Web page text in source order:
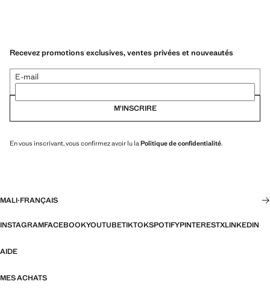
Recevez promotions exclusives, ventes privées et nouveautés
E-mail
M’INSCRIRE
En vous inscrivant, vous confirmez avoir lu la Politique de confidentialité.
MALI·FRANÇAIS
INSTAGRAMFACEBOOKYOUTUBETIKTOKSPOTIFYPINTERESTXLINKEDIN
AIDE
MES ACHATS